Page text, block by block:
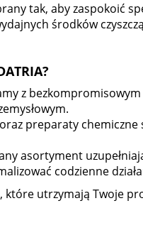
tak, aby zaspokoić
środków
z
preparaty
asortyment
codzienne
utrzymają Twoje